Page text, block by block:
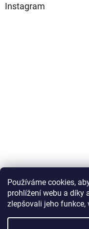
Používáme cookies,
prohlížení webu a díky
zlepšovali jeho funkce,
Instagram
Sledovat na